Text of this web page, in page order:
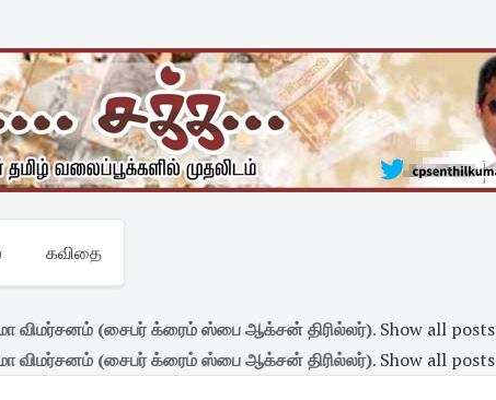
கவிதை
விமர்சனம் (சைபர் க்ரைம் ஸ்பை ஆக்சன் திரில்லர்). Show all posts
விமர்சனம் (சைபர் க்ரைம் ஸ்பை ஆக்சன் திரில்லர்). Show all posts